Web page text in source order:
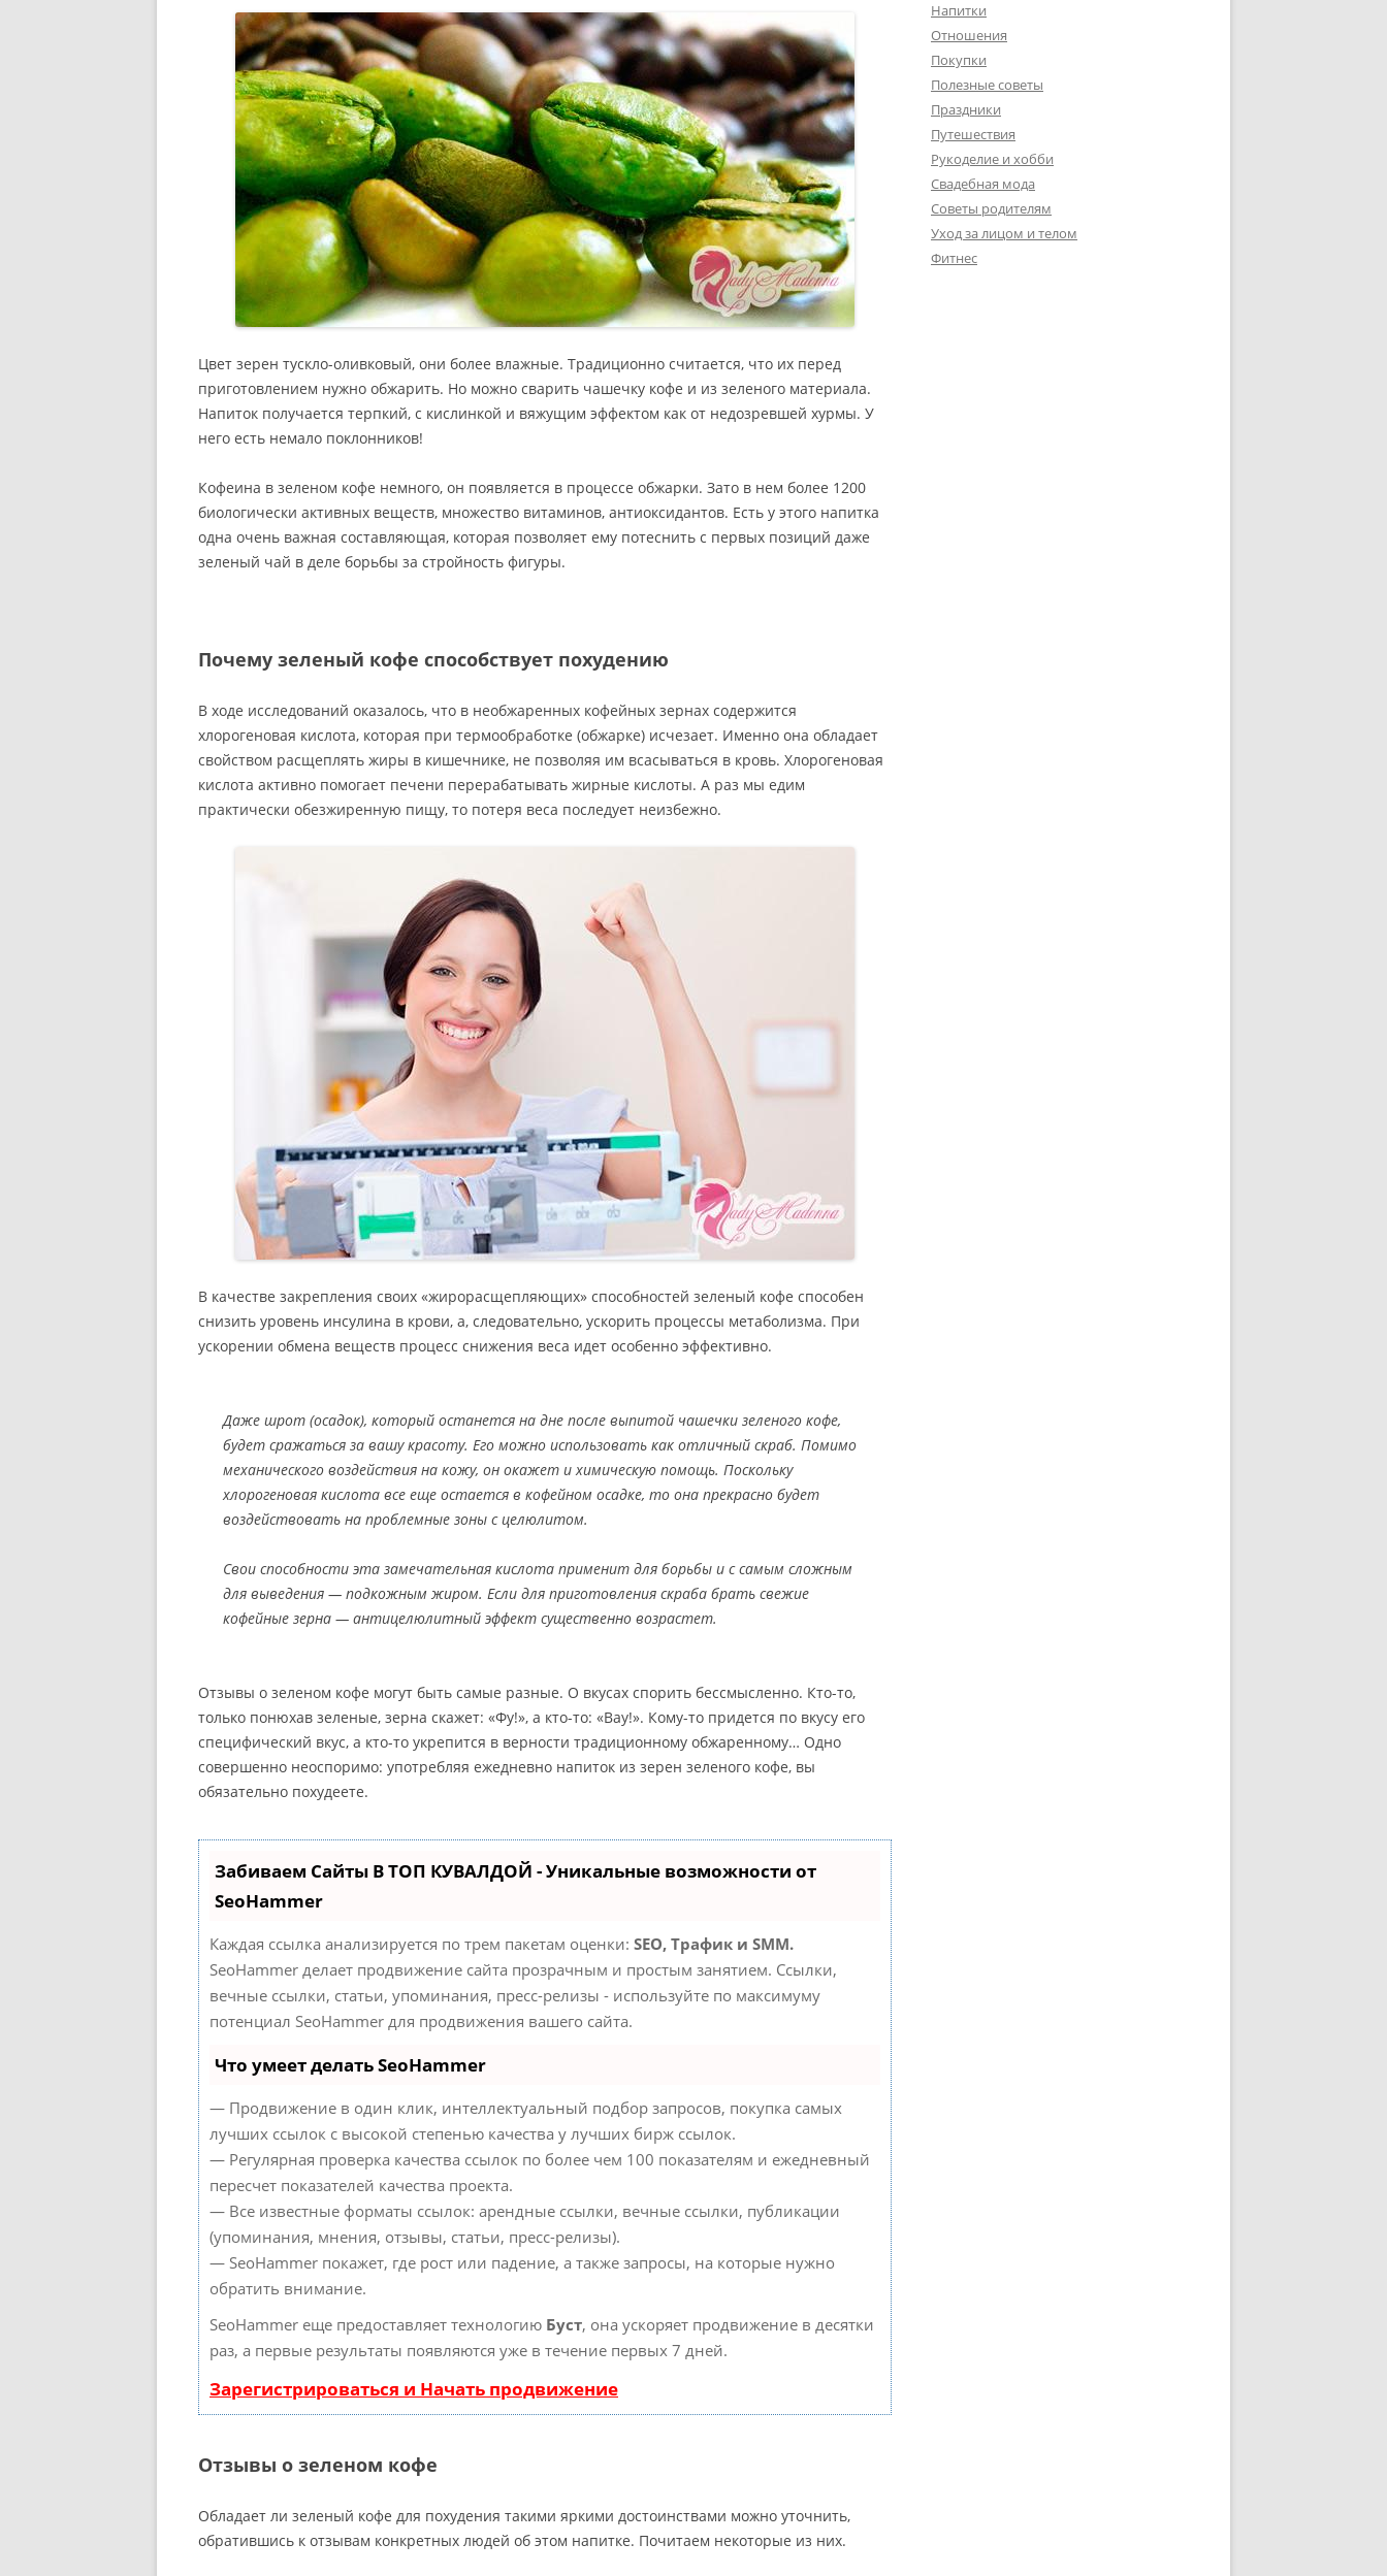
Цвет зерен тускло-оливковый, они более влажные. Традиционно считается, что их перед
приготовлением нужно обжарить. Но можно сварить чашечку кофе и из зеленого материала.
Напиток получается терпкий, с кислинкой и вяжущим эффектом как от недозревшей хурмы. У
него есть немало поклонников!
Кофеина в зеленом кофе немного, он появляется в процессе обжарки. Зато в нем более 1200
биологически активных веществ, множество витаминов, антиоксидантов. Есть у этого напитка
одна очень важная составляющая, которая позволяет ему потеснить с первых позиций даже
зеленый чай в деле борьбы за стройность фигуры.
Почему зеленый кофе способствует похудению
В ходе исследований оказалось, что в необжаренных кофейных зернах содержится
хлорогеновая кислота, которая при термообработке (обжарке) исчезает. Именно она обладает
свойством расщеплять жиры в кишечнике, не позволяя им всасываться в кровь. Хлорогеновая
кислота активно помогает печени перерабатывать жирные кислоты. А раз мы едим
практически обезжиренную пищу, то потеря веса последует неизбежно.
В качестве закрепления своих «жирорасщепляющих» способностей зеленый кофе способен
снизить уровень инсулина в крови, а, следовательно, ускорить процессы метаболизма. При
ускорении обмена веществ процесс снижения веса идет особенно эффективно.
Даже шрот (осадок), который останется на дне после выпитой чашечки зеленого кофе,
будет сражаться за вашу красоту. Его можно использовать как отличный скраб. Помимо
механического воздействия на кожу, он окажет и химическую помощь. Поскольку
хлорогеновая кислота все еще остается в кофейном осадке, то она прекрасно будет
воздействовать на проблемные зоны с целюлитом.
Свои способности эта замечательная кислота применит для борьбы и с самым сложным
для выведения — подкожным жиром. Если для приготовления скраба брать свежие
кофейные зерна — антицелюлитный эффект существенно возрастет.
Отзывы о зеленом кофе могут быть самые разные. О вкусах спорить бессмысленно. Кто-то,
только понюхав зеленые, зерна скажет: «Фу!», а кто-то: «Вау!». Кому-то придется по вкусу его
специфический вкус, а кто-то укрепится в верности традиционному обжаренному… Одно
совершенно неоспоримо: употребляя ежедневно напиток из зерен зеленого кофе, вы
обязательно похудеете.
Забиваем Сайты В ТОП КУВАЛДОЙ - Уникальные возможности от
SeoHammer
Каждая ссылка анализируется по трем пакетам оценки: SEO, Трафик и SMM.
SeoHammer делает продвижение сайта прозрачным и простым занятием. Ссылки,
вечные ссылки, статьи, упоминания, пресс-релизы - используйте по максимуму
потенциал SeoHammer для продвижения вашего сайта.
Что умеет делать SeoHammer
— Продвижение в один клик, интеллектуальный подбор запросов, покупка самых
лучших ссылок с высокой степенью качества у лучших бирж ссылок.
— Регулярная проверка качества ссылок по более чем 100 показателям и ежедневный
пересчет показателей качества проекта.
— Все известные форматы ссылок: арендные ссылки, вечные ссылки, публикации
(упоминания, мнения, отзывы, статьи, пресс-релизы).
— SeoHammer покажет, где рост или падение, а также запросы, на которые нужно
обратить внимание.
SeoHammer еще предоставляет технологию Буст, она ускоряет продвижение в десятки
раз, а первые результаты появляются уже в течение первых 7 дней.
Зарегистрироваться и Начать продвижение
Отзывы о зеленом кофе
Обладает ли зеленый кофе для похудения такими яркими достоинствами можно уточнить,
обратившись к отзывам конкретных людей об этом напитке. Почитаем некоторые из них.
Напитки
Отношения
Покупки
Полезные советы
Праздники
Путешествия
Рукоделие и хобби
Свадебная мода
Советы родителям
Уход за лицом и телом
Фитнес